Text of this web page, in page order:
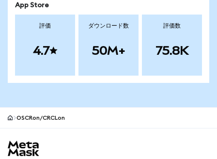
App Store
評価
4.7
ダウンロード数
50M+
評価数
75.8K
OSCRon/CRCLon